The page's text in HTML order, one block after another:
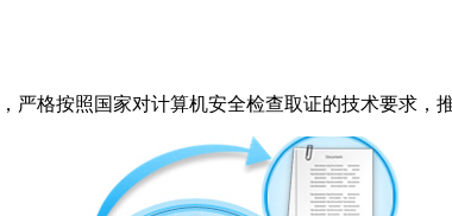
按照国家对计算机安全检查取证的技术要求，